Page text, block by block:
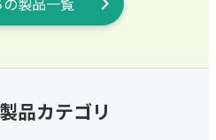
品カテゴリ